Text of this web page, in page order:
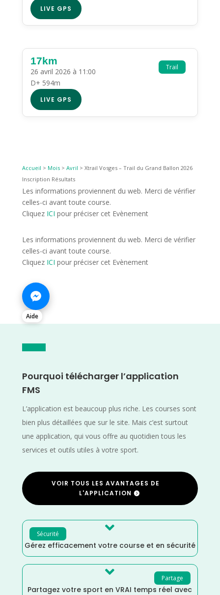
LIVE GPS
Trail
17km
26 avril 2026 à 11:00
D+ 594m
LIVE GPS
Accueil > Mois> Avril > Xtrail Vosges – Trail du Grand Ballon 2026
Inscription Résultats
Les informations proviennent du web. Merci de vérifier
celles-ci avant toute course.
Cliquez ICI pour préciser cet Evènement
Les informations proviennent du web. Merci de vérifier
celles-ci avant toute course.
Cliquez ICI pour préciser cet Evènement
Aide
Pourquoi télécharger l’application
FMS
L’application est beaucoup plus riche. Les courses sont
bien plus détaillées que sur le site. Mais c’est surtout
une application, qui vous offre au quotidien tous les
services et outils utiles à votre sport.
VOIR TOUS LES AVANTAGES DE
L'APPLICATION
Sécurité 
Gérez efficacement votre course et en sécurité
Partage

Partagez votre sport en VRAI temps réel avec